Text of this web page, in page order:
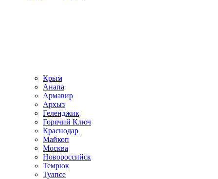
Крым
Анапа
Армавир
Архыз
Геленджик
Горячий Ключ
Краснодар
Майкоп
Москва
Новороссийск
Темрюк
Туапсе